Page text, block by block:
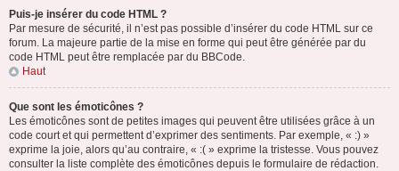
Puis-je insérer du code HTML ?
Par mesure de sécurité, il n’est pas possible d’insérer du code HTML sur ce
forum. La majeure partie de la mise en forme qui peut être générée par du
code HTML peut être remplacée par du BBCode.
Haut
Que sont les émoticônes ?
Les émoticônes sont de petites images qui peuvent être utilisées grâce à un
code court et qui permettent d’exprimer des sentiments. Par exemple, « :) »
exprime la joie, alors qu’au contraire, « :( » exprime la tristesse. Vous pouvez
consulter la liste complète des émoticônes depuis le formulaire de rédaction.